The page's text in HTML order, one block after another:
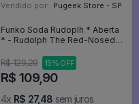
Vendido por: Pugeek Store - SP
Funko Soda Rudoplh * Aberta
* - Rudolph The Red-Nosed
R$ 129,29
15% OFF
R$ 109,90
4x R$ 27,48 sem juros